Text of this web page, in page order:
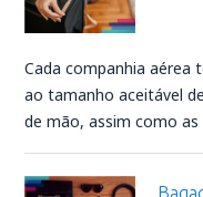
Cada companhia aérea
ao tamanho aceitável
de mão, assim como as